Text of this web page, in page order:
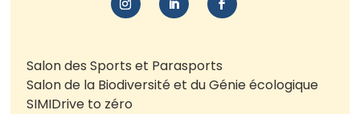
Salon des Sports et Parasports
Salon de la Biodiversité et du Génie écologique
SIMIDrive to zéro